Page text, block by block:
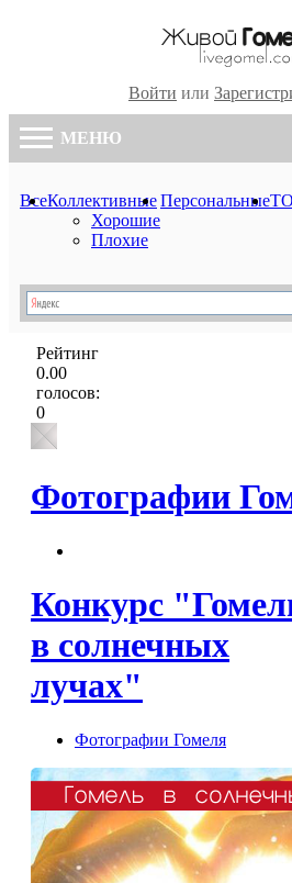
Войти или
МЕНЮ
ВсеКоллективные
Хорошие
Плохие
Персональные
Рейтинг
0.00
голосов:
0
Фотографии
Конкурс
в солнечных
лучах"
Фотографии Гомеля